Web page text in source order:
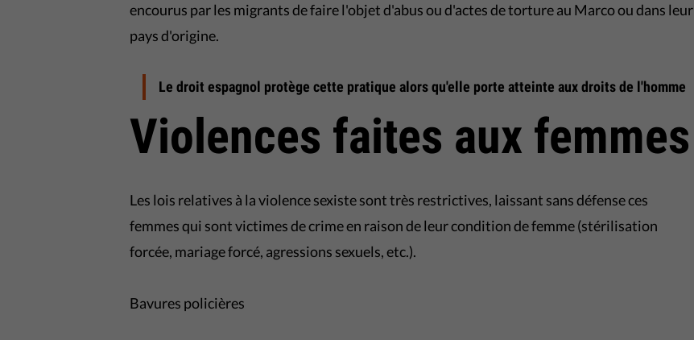
encourus par les migrants de faire l'objet d'abus ou d'actes de torture au Marco ou dans leur
pays d'origine.
Le droit espagnol protège cette pratique alors qu'elle porte atteinte aux droits de l'homme
Violences faites aux femmes
Les lois relatives à la violence sexiste sont très restrictives, laissant sans défense ces
femmes qui sont victimes de crime en raison de leur condition de femme (stérilisation
forcée, mariage forcé, agressions sexuels, etc.).
Bavures policières